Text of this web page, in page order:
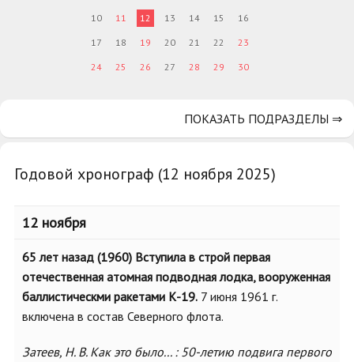
Годовой хронограф (12 ноября 2025)
12 ноября
65 лет назад (1960) Вступила в строй первая
отечественная атомная подводная лодка, вооруженная
баллистическми ракетами К-19. 7 июня 1961 г.
включена в состав Северного флота.
Затеев, Н. В. Как это было... : 50-летию подвига первого
10 11 12 13 14 15 16
17 18 19 20 21 22 23
24 25 26 27 28 29 30
ПОКАЗАТЬ ПОДРАЗДЕЛЫ ⇒